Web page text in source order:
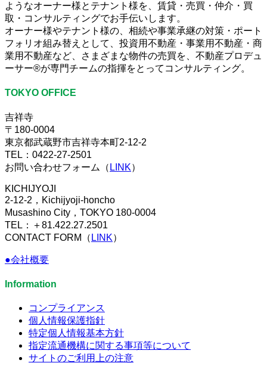
ようなオーナー様とテナント様を、賃貸・売買・仲介・買
取・コンサルティングでお手伝いします。
オーナー様やテナント様の、相続や事業承継の対策・ポート
フォリオ組み替えとして、投資用不動産・事業用不動産・商
業用不動産など、さまざまな物件の売買を、不動産プロデュ
ーサー®が専門チームの指揮をとってコンサルティング。
TOKYO OFFICE
吉祥寺
〒180-0004
東京都武蔵野市吉祥寺本町2-12-2
TEL：0422-27-2501
お問い合わせフォーム（ LINK）
KICHIJYOJI
2-12-2，Kichijyoji-honcho
Musashino City，TOKYO 180-0004
TEL：＋81.422.27.2501
CONTACT FORM（ LINK）
●会社概要
Information
コンプライアンス
個人情報保護指針
特定個人情報基本方針
指定流通機構に関する事項等について
サイトのご利用上の注意